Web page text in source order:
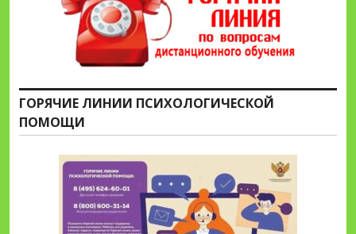
ГОРЯЧИЕ ЛИНИИ ПСИХОЛОГИЧЕСКОЙ
ПОМОЩИ